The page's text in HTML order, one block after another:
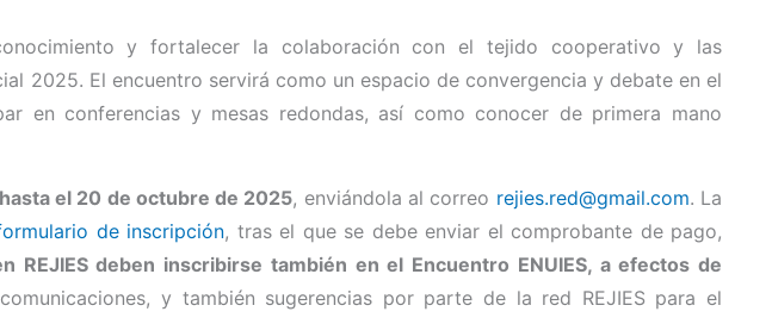
y fortalecer la colaboración con el tejido cooperativo y las
2025. El encuentro servirá como un espacio de convergencia y debate en el
en conferencias y mesas redondas, así como conocer de primera mano
el 20 de octubre de 2025, enviándola al correo rejies.red@gmail.com. La
de inscripción, tras el que se debe enviar el comprobante de pago,
REJIES deben inscribirse también en el Encuentro ENUIES, a efectos de
y también sugerencias por parte de la red REJIES para el